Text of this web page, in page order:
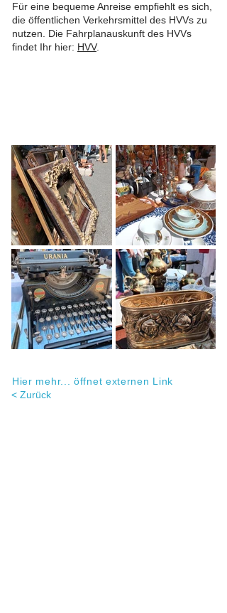
Für eine bequeme Anreise empfiehlt es sich,
die öffentlichen Verkehrsmittel des HVVs zu
nutzen. Die Fahrplanauskunft des HVVs
findet Ihr hier: HVV.
Hier mehr... öffnet externen Link
< Zurück